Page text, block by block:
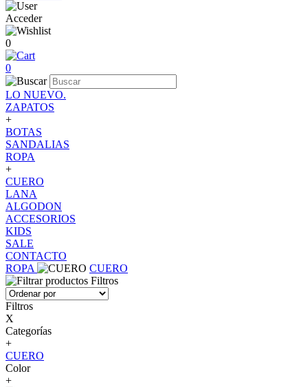
Acceder
0
0
LO NUEVO.
ZAPATOS
+
BOTAS
SANDALIAS
ROPA
+
CUERO
LANA
ALGODON
ACCESORIOS
KIDS
SALE
CONTACTO
ROPA
CUERO
Filtros
Filtros
X
Categorías
+
CUERO
Color
+